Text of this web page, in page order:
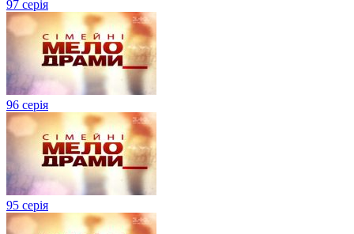
97 серія
96 серія
95 серія